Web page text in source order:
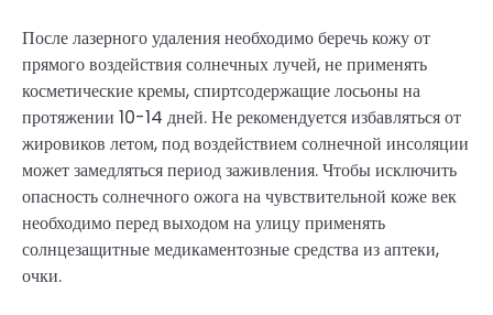
После лазерного удаления необходимо беречь кожу от
прямого воздействия солнечных лучей, не применять
косметические кремы, спиртсодержащие лосьоны на
протяжении 10-14 дней. Не рекомендуется избавляться от
жировиков летом, под воздействием солнечной инсоляции
может замедляться период заживления. Чтобы исключить
опасность солнечного ожога на чувствительной коже век
необходимо перед выходом на улицу применять
солнцезащитные медикаментозные средства из аптеки,
очки.